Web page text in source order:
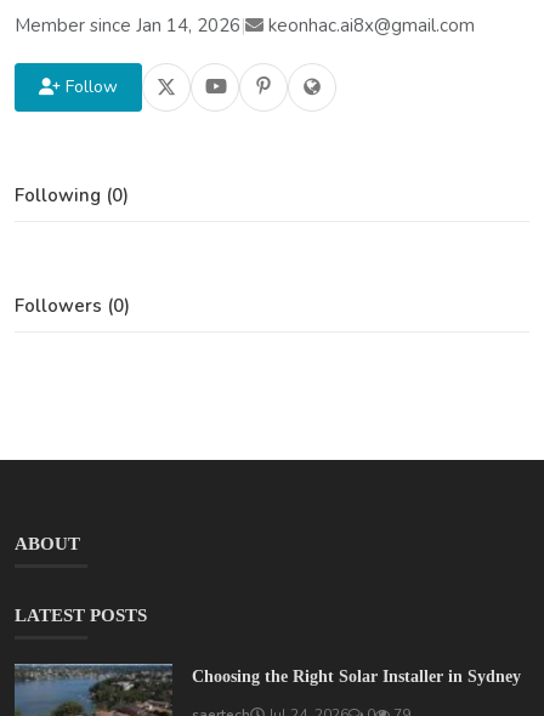
Member since Jan 14, 2026| keonhac.ai8x@gmail.com
Follow
Following (0)
Followers (0)
ABOUT
LATEST POSTS
Choosing the Right Solar Installer in Sydney